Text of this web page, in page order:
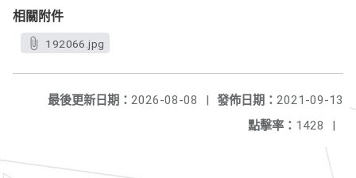
相關附件
192066.jpg
發佈日期： 2021-09-13
最後更新日期： 2026-08-08
|
點擊率： 1428 |